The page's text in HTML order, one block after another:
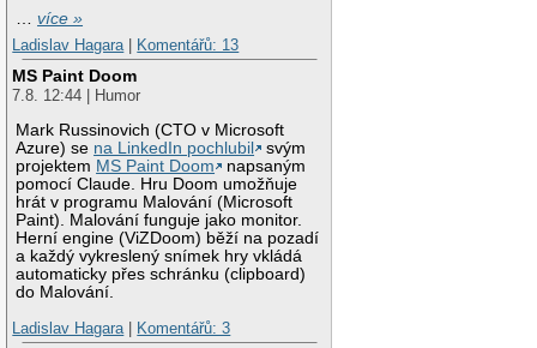
…více »
Ladislav Hagara
Komentářů: 13
MS Paint Doom
7.8. 12:44 | Humor
Mark Russinovich (CTO v Microsoft
Azure) se na LinkedIn pochlubil
svým
projektem MS Paint Doom
napsaným
pomocí Claude. Hru Doom umožňuje
hrát v programu Malování (Microsoft
Paint). Malování funguje jako monitor.
Herní engine (ViZDoom) běží na pozadí
a každý vykreslený snímek hry vkládá
automaticky přes schránku (clipboard)
do Malování.
Ladislav Hagara
Komentářů: 3